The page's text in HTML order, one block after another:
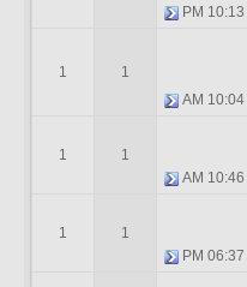
10:13 PM
10:04 AM
1
1
10:46 AM
1
1
06:37 PM
1
1